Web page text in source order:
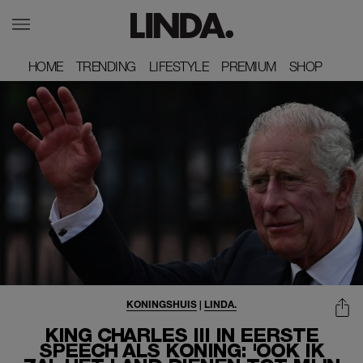
HOME
HOME TRENDING
TRENDING LIFESTYLE
LIFESTYLE PREMIUM
PREMIUM SHOP
SHOP
KING CHARLES III IN EERSTE
SPEECH ALS KONING: 'OOK IK
KONINGSHUIS | LINDA.